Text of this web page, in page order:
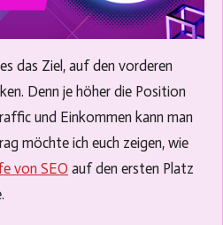
das Ziel, auf den vorderen
Denn je höher die Position
und Einkommen kann man
möchte ich euch zeigen, wie
von SEO auf den ersten Platz